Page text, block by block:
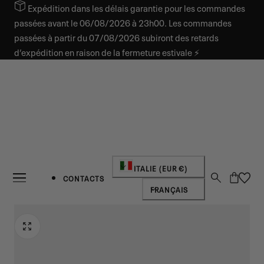
AU CONTENUExpédition dans les délais garantie pour les commandes
passées avant le 06/08/2026 à 23h00. Les commandes
passées à partir du 07/08/2026 subiront des retards
d’expédition en raison de la fermeture estivale ⚡
CONTACTS
Pays/régionITALIE (EUR €)
Langue
FRANÇAIS
Panier